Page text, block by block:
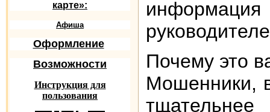
карте»:
Афиша
Оформление
Возможности
Инструкция для
пользования
Почему это
Мошенники,